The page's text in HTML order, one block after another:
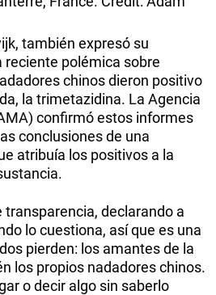
también expresó su
reciente polémica sobre
chinos dieron positivo
la trimetazidina. La Agencia
confirmó estos informes
conclusiones de una
atribuía los positivos a la
declarando a
lo cuestiona, así que es una
pierden: los amantes de la
los propios nadadores chinos.
o decir algo sin saberlo